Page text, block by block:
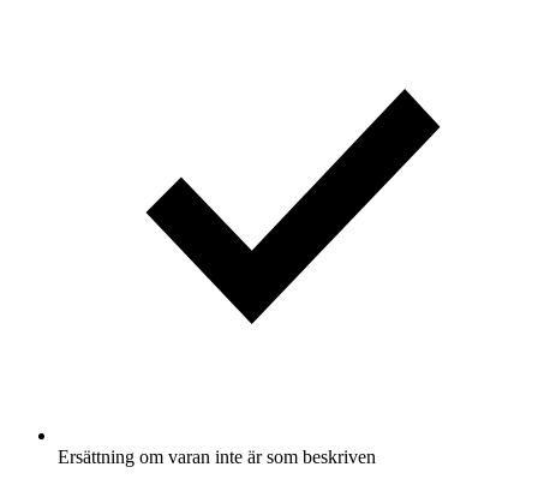
Ersättning om varan inte är som beskriven